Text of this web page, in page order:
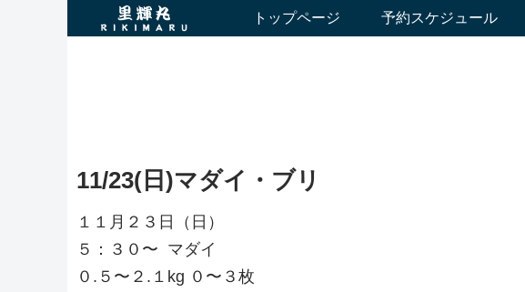
トップページ 予約スケジュール
11/23(日)マダイ・ブリ
１１月２３日（日）
５：３０〜 マダイ
０.５〜２.１kg ０〜３枚